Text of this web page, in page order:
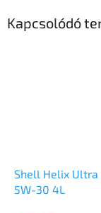
Kapcsolódó
Shell Helix Ultra
5W-30 4L